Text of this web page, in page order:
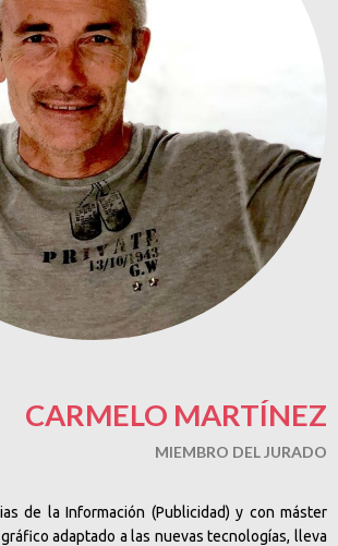
CARMELO MARTÍNEZ
MIEMBRO DEL JURADO
de la Información (Publicidad) y con máster
adaptado a las nuevas tecnologías, lleva